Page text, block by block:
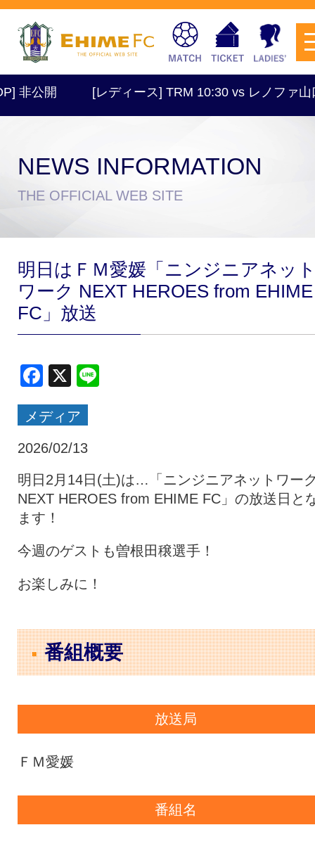
試合日程・結果 アクセス
クラブ・会社情報 レディース
ファンクラブ
チケットを購入
トップチーム アカデミー
スポンサー
公開 [レディース] TRM 10:30 vs レノファ山口
NEWS INFORMATION
THE OFFICIAL WEB SITE
明日はＦＭ愛媛「ニンジニアネッ
ワーク NEXT HEROES from EHIME
FC」放送
Facebook
X
メディア
2026/02/13
明日2月14日(土)は…「ニンジニアネットワー
NEXT HEROES from EHIME FC」の放送日と
ます！
今週のゲストも曽根田穣選手！
お楽しみに！
番組概要
放送局
ＦＭ愛媛
番組名